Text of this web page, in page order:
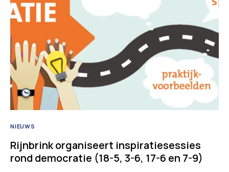
NIEUWS
Rijnbrink organiseert inspiratiesessies
rond democratie (18-5, 3-6, 17-6 en 7-9)